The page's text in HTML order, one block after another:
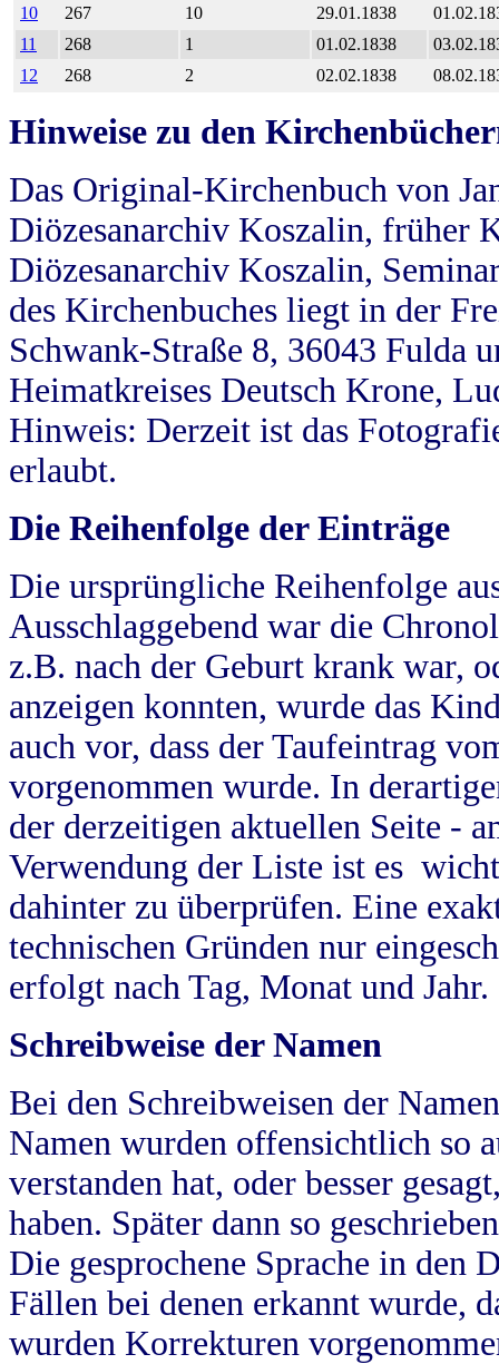
10
267 10 29.01.1838
11
268 1 01.02.1838
12
268 2 02.02.1838
Hinweise zu den
Das Original-Kirchenbuch von
Diözesanarchiv Koszalin, früher
Diözesanarchiv Koszalin,
des Kirchenbuches liegt in der
Schwank-Straße 8, 36043 Fulda
Heimatkreises Deutsch Krone,
Hinweis: Derzeit ist das
erlaubt.
Die Reihenfolge der Einträge
Die ursprüngliche Reihenfolge
Ausschlaggebend war die
z.B. nach der Geburt krank war,
anzeigen konnten, wurde das
auch vor, dass der Taufeintrag
vorgenommen wurde. In
der derzeitigen aktuellen Seite -
Verwendung der Liste ist es
dahinter zu überprüfen. Eine
technischen Gründen nur
erfolgt nach Tag, Monat und Jahr.
Schreibweise der Namen
Bei den Schreibweisen der
Namen wurden offensichtlich so
verstanden hat, oder besser
haben. Später dann so
Die gesprochene Sprache in
Fällen bei denen erkannt wurde,
wurden Korrekturen